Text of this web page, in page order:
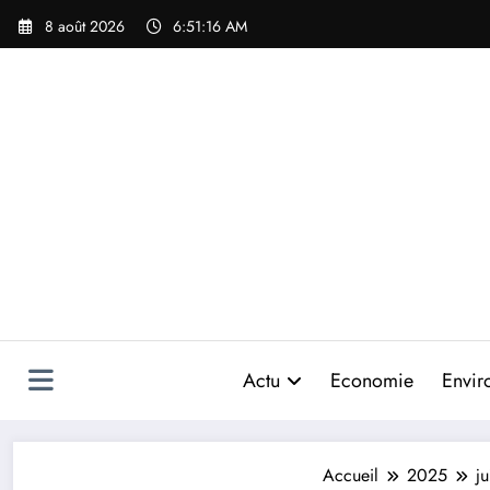
Aller
8 août 2026 6:51:19 AM
Actu Economie
Accueil 2025